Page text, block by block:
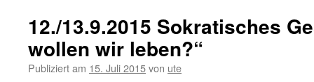
12./13.9.2015 Sokratisches
wollen wir leben?“
Publiziert am 15. Juli 2015von ute